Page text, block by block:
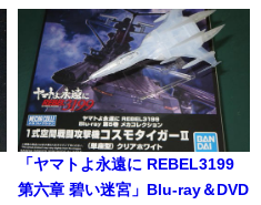
「ヤマトよ永遠に REBEL3199
第六章 碧い迷宮」Blu-ray＆DVD